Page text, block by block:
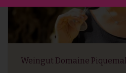
Weingut Domaine Piquemal